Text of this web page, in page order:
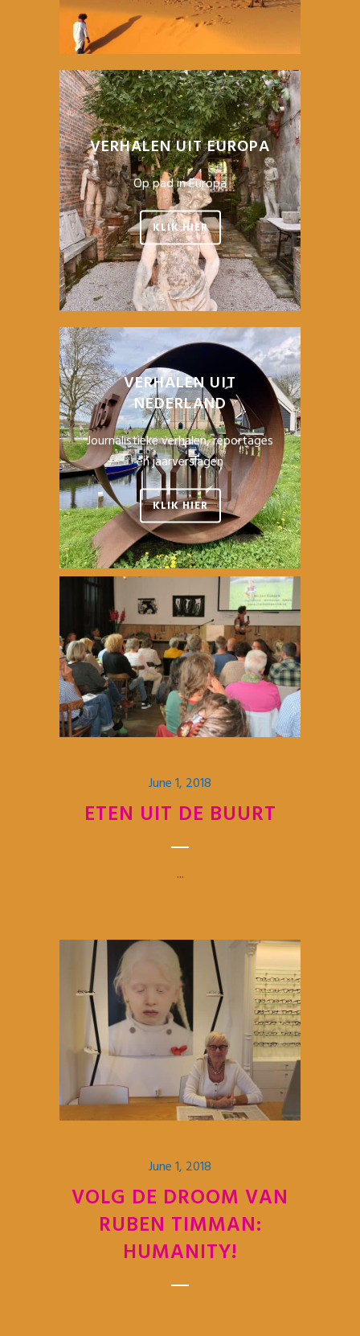
VERHALEN UIT EUROPA
Op pad in Europa
KLIK HIER
VERHALEN UIT
NEDERLAND
Journalistieke verhalen, reportages
en jaarverslagen
KLIK HIER
June 1, 2018
ETEN UIT DE BUURT
...
June 1, 2018
VOLG DE DROOM VAN
RUBEN TIMMAN:
HUMANITY!